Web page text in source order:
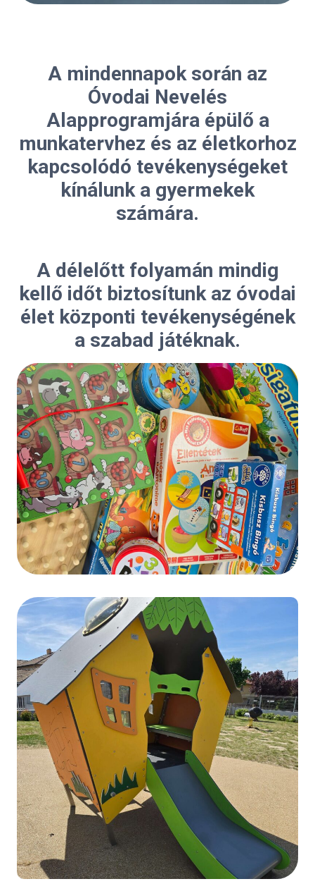
A mindennapok során az
Óvodai Nevelés
Alapprogramjára épülő a
munkatervhez és az életkorhoz
kapcsolódó tevékenységeket
kínálunk a gyermekek
számára.
A délelőtt folyamán mindig
kellő időt biztosítunk az óvodai
élet központi tevékenységének
a szabad játéknak.